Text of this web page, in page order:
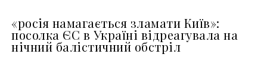
«росія намагається зламати Київ»:
посолка ЄС в Україні відреагувала на
нічний балістичний обстріл